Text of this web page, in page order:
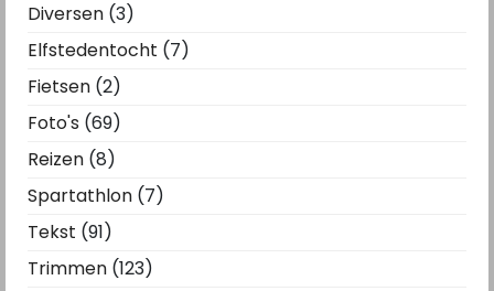
Diversen (3)
Elfstedentocht (7)
Fietsen (2)
Foto's (69)
Reizen (8)
Spartathlon (7)
Tekst (91)
Trimmen (123)